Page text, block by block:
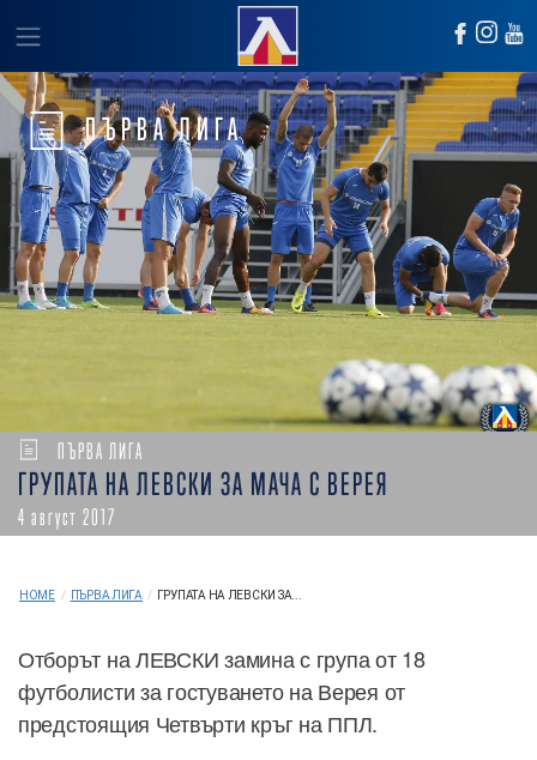
ПЪРВА ЛИГА
ПЪРВА ЛИГА
ГРУПАТА НА ЛЕВСКИ ЗА МАЧА С ВЕРЕЯ
4 август 2017
HOME / ПЪРВА ЛИГА / ГРУПАТА НА ЛЕВСКИ ЗА...
Отборът на ЛЕВСКИ замина с група от 18
футболисти за гостуването на Верея от
предстоящия Четвърти кръг на ППЛ.